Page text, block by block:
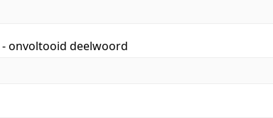
- onvoltooid deelwoord